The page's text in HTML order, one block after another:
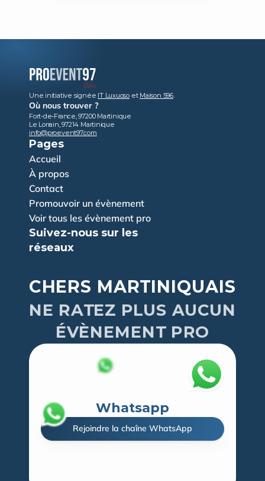
Une initiative signée IT Luxuoso et Maison 596.
Où nous trouver ?
Fort-de-France, 97200 Martinique
Le Lorrain, 97214 Martinique
info@proevent97.com
Pages
Accueil
À propos
Contact
Promouvoir un évènement
Voir tous les évènement pro
Suivez-nous sur les
réseaux
CHERS MARTINIQUAIS
NE RATEZ PLUS AUCUN
ÉVÈNEMENT PRO
Whatsapp
Rejoindre la chaîne WhatsApp